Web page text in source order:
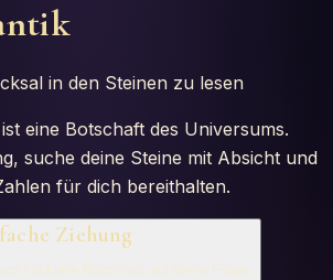
in den Steinen zu lesen
eine Botschaft des Universums.
suche deine Steine mit Absicht und
für dich bereithalten.
Ziehung